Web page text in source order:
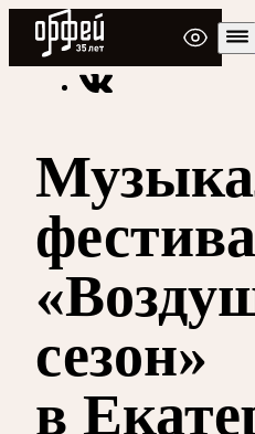
Радио Орфей
Радио классической
сезон»
в